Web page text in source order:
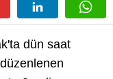
dün saat